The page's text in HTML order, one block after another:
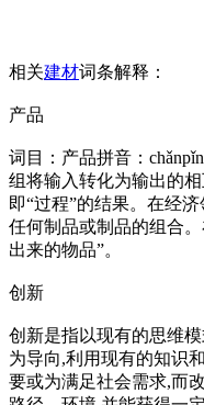
相关建材词条解释：
产品
词目：产品拼音：
组将输入转化为输出的
即“过程”的结果。在经
任何制品或制品的组合
出来的物品”。
创新
创新是指以现有的思维
为导向,利用现有的知识
要或为满足社会需求,而